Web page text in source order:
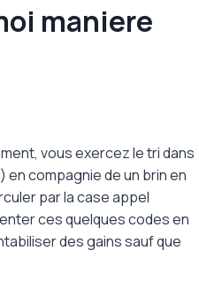
maniere
vous exercez le tri dans
compagnie de un brin en
par la case appel
ces quelques codes en
des gains sauf que